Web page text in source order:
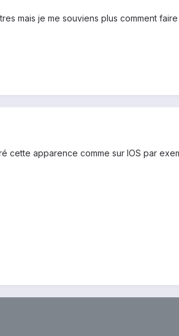
mais je me souviens plus comment
cette apparence comme sur IOS par